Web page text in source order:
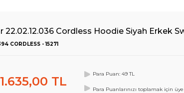
22.02.12.036 Cordless Hoodie Siyah Erkek
CORDLESS - 15271
1.635,00 TL
Para Puan: 49 TL
Para Puanlarınızı toplamak için